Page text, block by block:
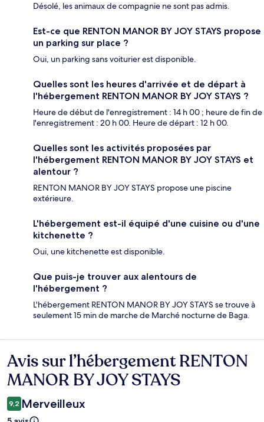
Désolé, les animaux de compagnie ne sont pas admis.
Est-ce que RENTON MANOR BY JOY STAYS propose
un parking sur place ?
Oui, un parking sans voiturier est disponible.
Quelles sont les heures d'arrivée et de départ à
l'hébergement RENTON MANOR BY JOY STAYS ?
Heure de début de l'enregistrement : 14 h 00 ; heure de fin de
l'enregistrement : 20 h 00. Heure de départ : 12 h 00.
Quelles sont les activités proposées par
l'hébergement RENTON MANOR BY JOY STAYS et
alentour ?
RENTON MANOR BY JOY STAYS propose une piscine
extérieure.
L'hébergement est-il équipé d'une cuisine ou d'une
kitchenette ?
Oui, une kitchenette est disponible.
Que puis-je trouver aux alentours de
l'hébergement ?
L'hébergement RENTON MANOR BY JOY STAYS se trouve à
seulement 15 min de marche de Marché nocturne de Baga.
Avis
Avis sur l’hébergement RENTON
MANOR BY JOY STAYS
9,2 Merveilleux